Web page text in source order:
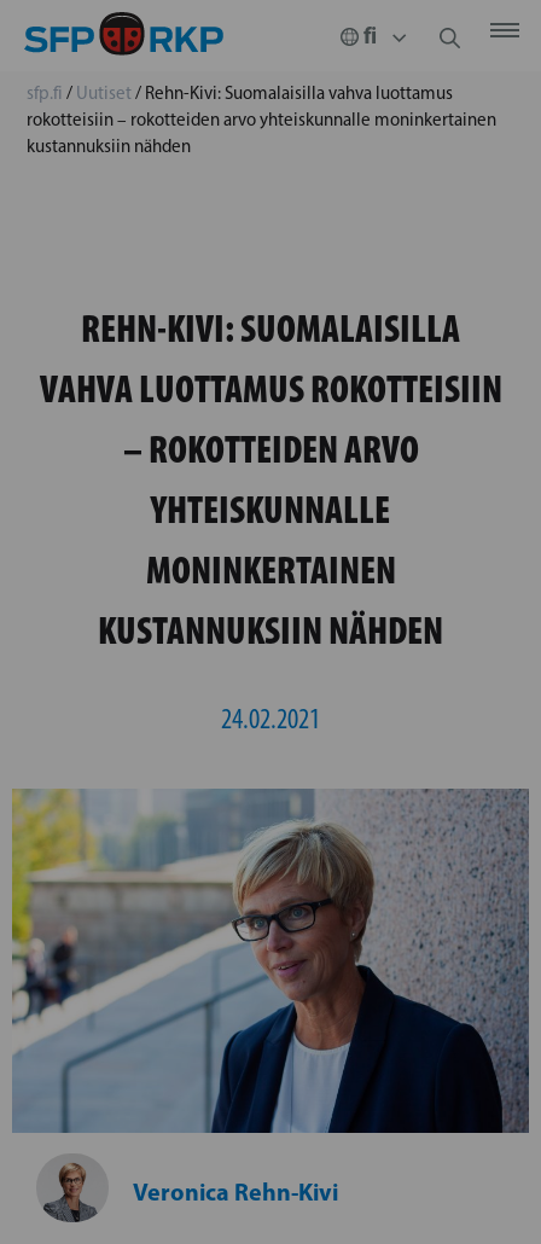
sfp.fi / Uutiset/ Rehn-Kivi: Suomalaisilla vahva luottamus
rokotteisiin – rokotteiden arvo yhteiskunnalle moninkertainen
kustannuksiin nähden
REHN-KIVI: SUOMALAISILLA
VAHVA LUOTTAMUS ROKOTTEISIIN
– ROKOTTEIDEN ARVO
YHTEISKUNNALLE
MONINKERTAINEN
KUSTANNUKSIIN NÄHDEN
24.02.2021
Veronica Rehn-Kivi